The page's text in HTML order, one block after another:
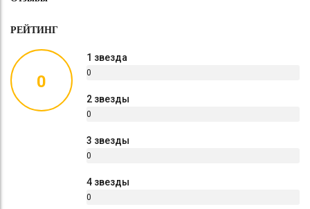
РЕЙТИНГ
0
1 звезда
0
2 звезды
0
3 звезды
0
4 звезды
0